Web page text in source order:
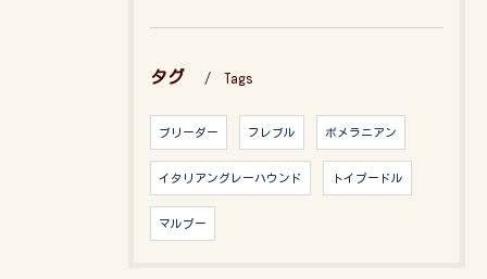
タグ Tags
ブリーダー フレブル ポメラニアン
イタリアングレーハウンド トイプードル
マルプー